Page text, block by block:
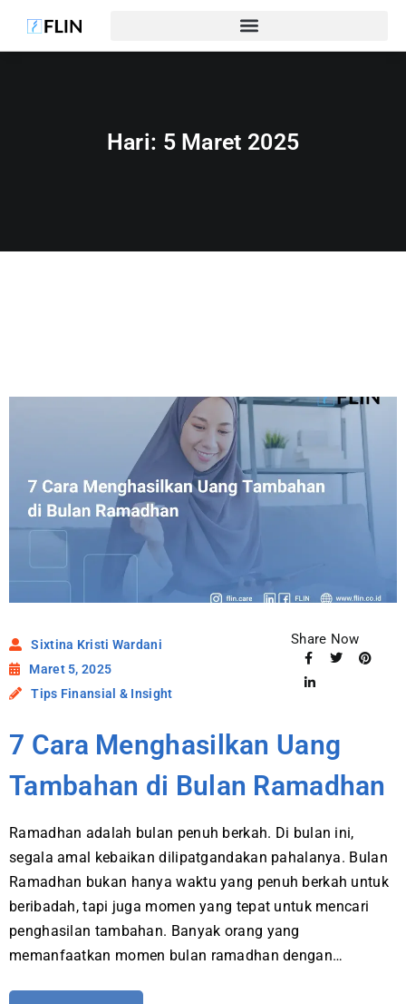
Hari: 5 Maret 2025
Sixtina Kristi Wardani
Maret 5, 2025
Tips Finansial & Insight
Share Now
7 Cara Menghasilkan Uang
Tambahan di Bulan Ramadhan
Ramadhan adalah bulan penuh berkah. Di bulan ini,
segala amal kebaikan dilipatgandakan pahalanya. Bulan
Ramadhan bukan hanya waktu yang penuh berkah untuk
beribadah, tapi juga momen yang tepat untuk mencari
penghasilan tambahan. Banyak orang yang
memanfaatkan momen bulan ramadhan dengan…